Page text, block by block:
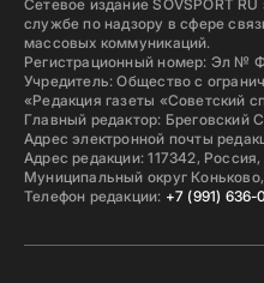
Сетевое издание SOVSPORT
службе по надзору в сфере
массовых коммуникаций.
Регистрационный номер: Эл №
Учредитель: Общество с
«Редакция газеты «Советский
Главный редактор: Бреговский
Адрес электронной почты
Адрес редакции: 117342, Россия,
Муниципальный округ
Телефон редакции: +7 (991) 636-